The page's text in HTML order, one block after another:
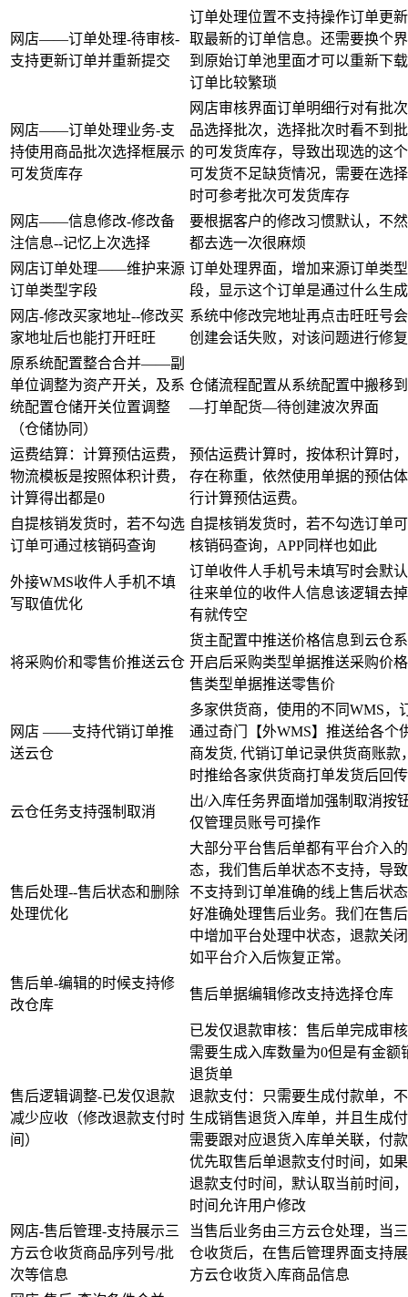
网店——订单处理-待审核-
支持更新订单并重新提交
订单处理位置不支持操作订单更
取最新的订单信息。还需要换个
到原始订单池里面才可以重新下
订单比较繁琐
网店——订单处理业务-支
持使用商品批次选择框展示
可发货库存
网店审核界面订单明细行对有批
品选择批次，选择批次时看不到
的可发货库存，导致出现选的这
可发货不足缺货情况，需要在选
时可参考批次可发货库存
网店——信息修改-修改备
注信息--记忆上次选择
要根据客户的修改习惯默认，不
都去选一次很麻烦
网店订单处理——维护来源
订单类型字段
订单处理界面，增加来源订单类
段，显示这个订单是通过什么生
网店-修改买家地址--修改买
家地址后也能打开旺旺
系统中修改完地址再点击旺旺号
创建会话失败，对该问题进行修
原系统配置整合合并——副
单位调整为资产开关，及系
统配置仓储开关位置调整
（仓储协同）
仓储流程配置从系统配置中搬移
—打单配货—待创建波次界面
运费结算：计算预估运费，
物流模板是按照体积计费，
计算得出都是0
预估运费计算时，按体积计算时
存在称重，依然使用单据的预估
行计算预估运费。
自提核销发货时，若不勾选
订单可通过核销码查询
自提核销发货时，若不勾选订单
核销码查询，APP同样也如此
外接WMS收件人手机不填
写取值优化
订单收件人手机号未填写时会默
往来单位的收件人信息该逻辑去
有就传空
将采购价和零售价推送云仓
货主配置中推送价格信息到云仓
开启后采购类型单据推送采购价
售类型单据推送零售价
网店 ——支持代销订单推
送云仓
多家供货商，使用的不同WMS，
通过奇门【外WMS】推送给各个
商发货, 代销订单记录供货商账款
时推给各家供货商打单发货后回
云仓任务支持强制取消
出/入库任务界面增加强制取消按
仅管理员账号可操作
售后处理--售后状态和删除
处理优化
大部分平台售后单都有平台介入
态，我们售后单状态不支持，导
不支持到订单准确的线上售后状
好准确处理售后业务。我们在售
中增加平台处理中状态，退款关
如平台介入后恢复正常。
售后单-编辑的时候支持修
改仓库
售后单据编辑修改支持选择仓库
售后逻辑调整-已发仅退款
减少应收（修改退款支付时
间）
已发仅退款审核：售后单完成审
需要生成入库数量为0但是有金额
退货单
退款支付：只需要生成付款单，
生成销售退货入库单，并且生成
需要跟对应退货入库单关联，付
优先取售后单退款支付时间，如
退款支付时间，默认取当前时间
时间允许用户修改
网店-售后管理-支持展示三
方云仓收货商品序列号/批
次等信息
当售后业务由三方云仓处理，当
仓收货后，在售后管理界面支持
方云仓收货入库商品信息